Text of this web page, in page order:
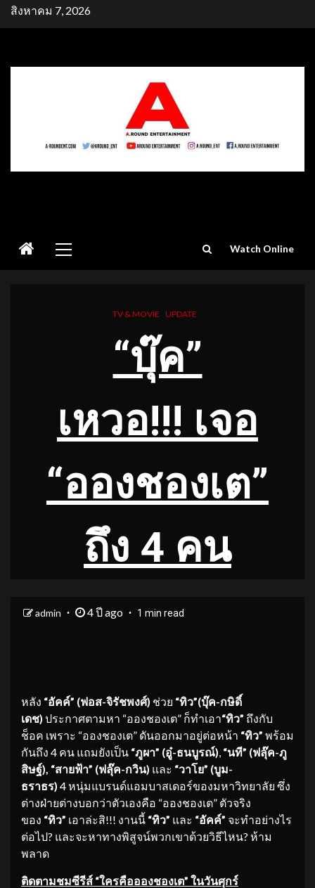
Skipสิงหาคม 7, 2026
Menu
Watch Online
TV & MOVIE UPDATE
“บุ๊ค”
เหวอ!!! เจอ
“อองชองเต”
ถึง 4 คน
admin 4 ปี ago 1 min read
หลัง “อัคค์” (ฟอส-จิรัชพงศ์) ช่วย “ทิว”(บุ๊ค-กษิดิ์
เดช) ประกาศตามหา “อองชองเต” ก็ทำเอา“ทิว” ถึงกับ
ช็อค เพราะ “อองชองเต” ดันออกมาอยู่ต่อหน้า “ทิว” พร้อม
กันถึง 4 คน แถมยังเป็น “ภูผา” (อู๋-ธนบูรณ์) “นที” (ฟลุ๊ค-ภู
สิษฐ์) “สายฟ้า” (ฟลุ๊ค-กวิน) และ “วาโย” (บูม-
ธราธร) 4 หนุ่มแบรนด์แอมบาสเดอร์ของมหาวิทยาลัย ซึ่ง
ต่างฝ่ายต่างบอกว่าตัวเองคือ “อองชองเต” ตัวจริง
ของ “ทิว” เอาล่ะสิ!!! งานนี้ “ทิว” และ “อัคค์” จะทำอย่างไร
ต่อไป? และจะหาทางพิสูจน์พวกเขาด้วยวิธีไหน? ห้าม
พลาด
ติดตามชมซีรีส์ “ใครคืออองชองเต” ในวันศุกร์